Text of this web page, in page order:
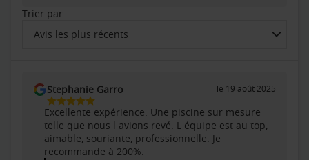
Trier par
Avis les plus récents
avis
par
Stephanie Garro
5
Étoiles
Sur
5
le 19 août 2025
Excellente expérience. Une piscine sur mesure
telle que nous l avions revé. L équipe est au top,
aimable, souriante, professionnelle. Je
recommande à 200%.